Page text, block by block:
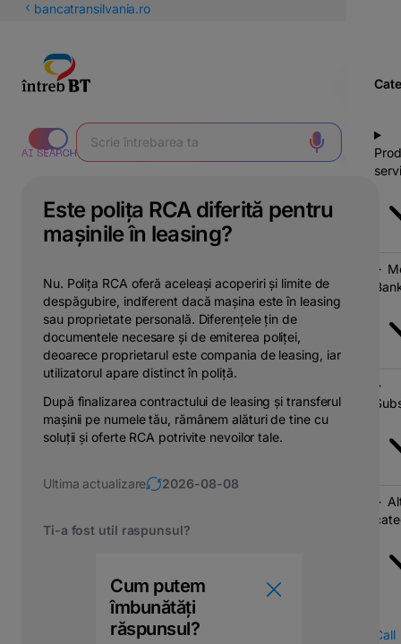
latineștibancatransilvania.ro
Call
Este polița RCA diferită pentru
mașinile în leasing?
Nu. Polița RCA oferă aceleași acoperiri și limite de
despăgubire, indiferent dacă mașina este în leasing
sau proprietate personală. Diferențele țin de
documentele necesare și de emiterea poliței,
deoarece proprietarul este compania de leasing, iar
utilizatorul apare distinct în poliță.
După finalizarea contractului de leasing și transferul
mașinii pe numele tău, rămânem alături de tine cu
soluții și oferte RCA potrivite nevoilor tale.
Ultima actualizare 2026-08-08
Ti-a fost util raspunsul?
Cum putem
îmbunătăți
răspunsul?